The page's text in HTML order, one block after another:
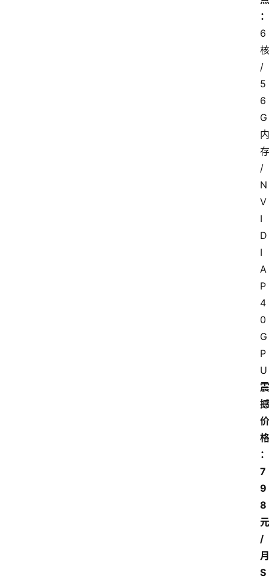
：
6
核
/
5
6
G
内
存
/
N
V
I
D
I
A
P
4
0
G
P
U
震
撼
价
格
：
7
9
8
元
/
月
S